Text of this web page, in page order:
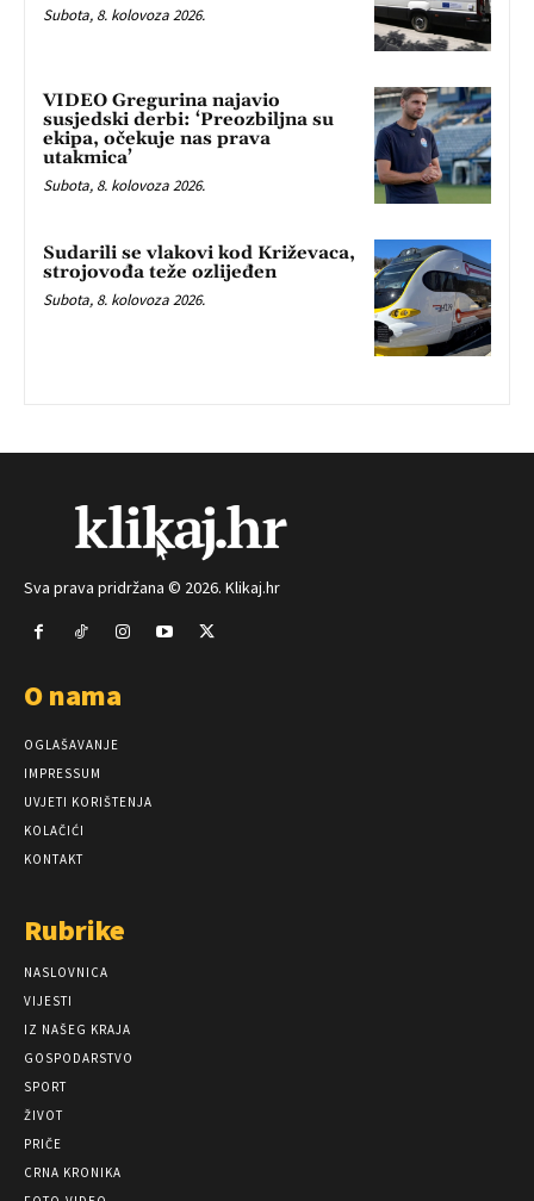
Subota, 8. kolovoza 2026.
VIDEO Gregurina najavio
susjedski derbi: ‘Preozbiljna su
ekipa, očekuje nas prava
utakmica’
Subota, 8. kolovoza 2026.
Sudarili se vlakovi kod Križevaca,
strojovođa teže ozlijeđen
Subota, 8. kolovoza 2026.
Sva prava pridržana © 2026. Klikaj.hr
O nama
OGLAŠAVANJE
IMPRESSUM
UVJETI KORIŠTENJA
KOLAČIĆI
KONTAKT
Rubrike
NASLOVNICA
VIJESTI
IZ NAŠEG KRAJA
GOSPODARSTVO
SPORT
ŽIVOT
PRIČE
CRNA KRONIKA